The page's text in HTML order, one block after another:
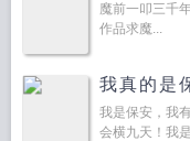
魔前一叩三千
作品求魔...
我真的是
我是保安，我
会横九天！我